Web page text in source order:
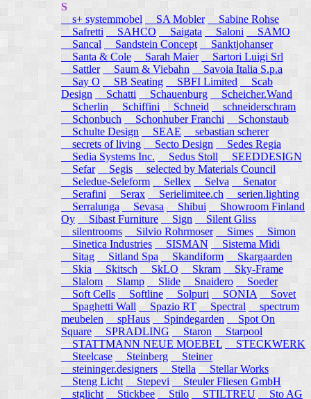
S
s+ systemmobel
SA Mobler
Sabine Rohse
Safretti
SAHCO Saigata Saloni
SAMO
Sancal
Sandstein Concept
Sanktjohanser
Santa & Cole
Sarah Maier
Sartori Luigi Srl
Sattler
Saum & Viebahn
Savoia Italia S.p.a
Say O
SB Seating SBFI Limited
Scab
Design
Schatti Schauenburg
Scheicher.Wand
Scherlin
Schiffini Schneid
schneiderschram
Schonbuch
Schonhuber Franchi
Schonstaub
Schulte Design
SEAE
sebastian scherer
secrets of living
Secto Design
Sedes Regia
Sedia Systems Inc.
Sedus Stoll
SEEDDESIGN
Sefar
Segis
selected by Materials Council
Seledue-Seleform
Sellex Selva
Senator
Serafini
Serax Serielimitee.ch
serien.lighting
Serralunga
Sevasa Shibui
Showroom Finland
Oy
Sibast Furniture Sign
Silent Gliss
silentrooms
Silvio Rohrmoser Simes Simon
Sinetica Industries
SISMAN
Sistema Midi
Sitag
Sitland Spa Skandiform
Skargaarden
Skia
Skitsch SkLO Skram
Sky-Frame
Slalom
Slamp Slide Snaidero
Soeder
Soft Cells
Softline Solpuri SONIA
Sovet
Spaghetti Wall
Spazio RT Spectral
spectrum
meubelen
spHaus Spindegarden
Spot On
Square
SPRADLING Staron
Starpool
STATTMANN NEUE MOEBEL
STECKWERK
Steelcase
Steinberg
Steiner
steininger.designers
Stella Stellar Works
Steng Licht
Stepevi
Steuler Fliesen GmbH
stglicht
Stickbee Stilo STILTREU
Sto AG